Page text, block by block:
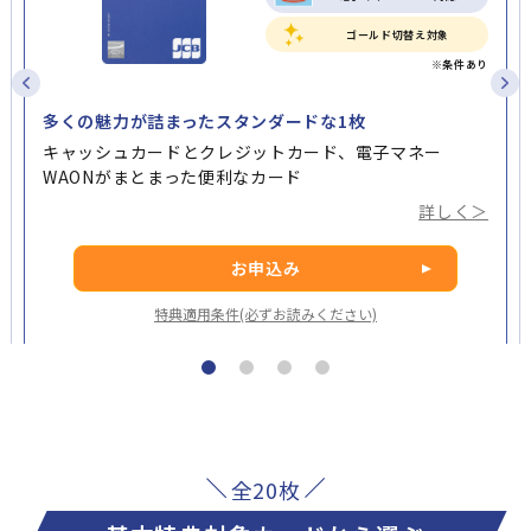
ゴールド切替え対象
多くの魅力が詰まったスタンダードな1枚
キャッシュカードとクレジットカード、電子マネー
WAONがまとまった便利なカード
詳しく＞
お申込み
特典適用条件(必ずお読みください)
全20枚